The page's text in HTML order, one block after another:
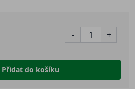
- +
Přidat do košíku